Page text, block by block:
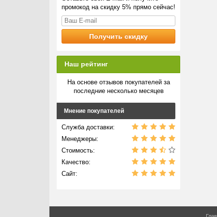
промокод на скидку 5% прямо сейчас!
Наш рейтинг
На основе отзывов покупателей за
последние несколько месяцев
Мнение покупателей
Служба доставки:
Менеджеры:
Стоимость:
Качество:
Сайт: